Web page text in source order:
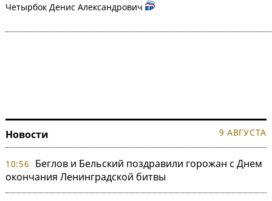
Четырбок Денис Александрович
Новости 9 АВГУСТА
10:56
Беглов и Бельский поздравили горожан с Днем
окончания Ленинградской битвы